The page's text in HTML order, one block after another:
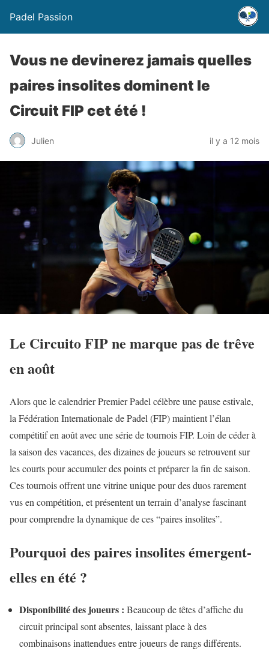
Padel Passion
Vous ne devinerez jamais quelles
paires insolites dominent le
Circuit FIP cet été !
Julien il y a 12 mois
Le Circuito FIP ne marque pas de trêve
en août
Alors que le calendrier Premier Padel célèbre une pause estivale,
la Fédération Internationale de Padel (FIP) maintient l’élan
compétitif en août avec une série de tournois FIP. Loin de céder à
la saison des vacances, des dizaines de joueurs se retrouvent sur
les courts pour accumuler des points et préparer la fin de saison.
Ces tournois offrent une vitrine unique pour des duos rarement
vus en compétition, et présentent un terrain d’analyse fascinant
pour comprendre la dynamique de ces “paires insolites”.
Pourquoi des paires insolites émergent-
elles en été ?
Disponibilité des joueurs : Beaucoup de têtes d’affiche du
circuit principal sont absentes, laissant place à des
combinaisons inattendues entre joueurs de rangs différents.